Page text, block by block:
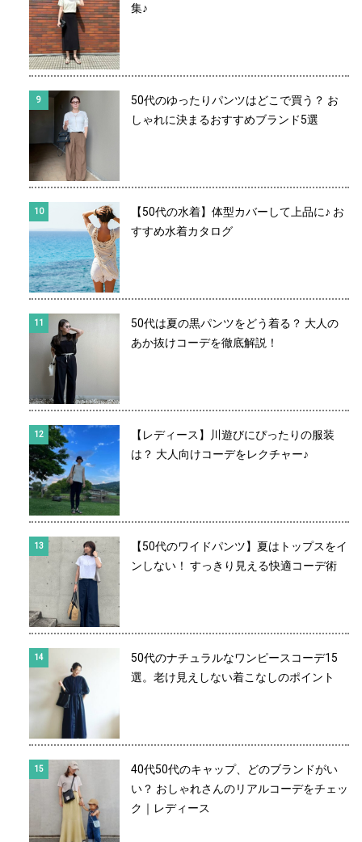
集♪
50代のゆったりパンツはどこで買う？ お
しゃれに決まるおすすめブランド5選
【50代の水着】体型カバーして上品に♪ お
すすめ水着カタログ
50代は夏の黒パンツをどう着る？ 大人の
あか抜けコーデを徹底解説！
【レディース】川遊びにぴったりの服装
は？ 大人向けコーデをレクチャー♪
【50代のワイドパンツ】夏はトップスをイ
ンしない！ すっきり見える快適コーデ術
50代のナチュラルなワンピースコーデ15
選。老け見えしない着こなしのポイント
40代50代のキャップ、どのブランドがい
い？ おしゃれさんのリアルコーデをチェッ
ク｜レディース